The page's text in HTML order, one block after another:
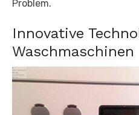
Problem.
Innovative
Waschmaschinen